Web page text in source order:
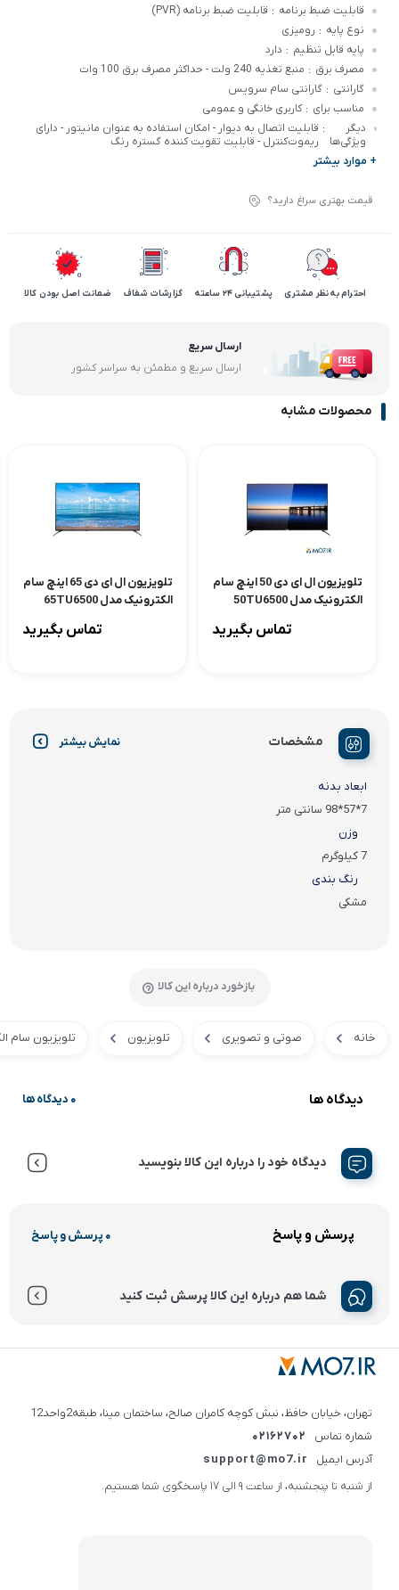
قابلیت ضبط برنامه : قابلیت ضبط برنامه (PVR)
نوع پایه : رومیزی
پایه قابل تنظیم : دارد
مصرف برق : منبع تغذیه 240 ولت - حداکثر مصرف برق 100 وات
گارانتی : گارانتی سام سرویس
مناسب برای : کاربری خانگی و عمومی
دیگر
ویژگی‌ها
: قابلیت اتصال به دیوار - امکان استفاده به عنوان مانیتور - دارای
ریموت‌کنترل - قابلیت تقویت کننده گستره رنگ
+ موارد بیشتر
قیمت بهتری سراغ دارید؟
احترام به نظر مشتری پشتیبانی 24 ساعته گزارشات شفاف ضمانت اصل بودن کالا
ارسال سریع
ارسال سریع و مطمئن به سراسر کشور
محصولات مشابه
تلویزیون ال ای دی 50 اینچ سام
الکترونیک مدل 50TU6500
تماس بگیرید
تلویزیون ال ای دی 65 اینچ سام
الکترونیک مدل 65TU6500
تماس بگیرید
مشخصات نمایش بیشتر
ابعاد بدنه
7*57*98 سانتی متر
وزن
7 کیلوگرم
رنگ بندی
مشکی
بازخورد درباره این کالا
خانه صوتی و تصویری تلویزیون تلویزیون سام
دیدگاه ها 0 دیدگاه ها
دیدگاه خود را درباره این کالا بنویسید
پرسش و پاسخ 0 پرسش و پاسخ
شما هم درباره این کالا پرسش ثبت کنید
تهران، خیابان حافظ، نبش کوچه کامران صالح، ساختمان مینا، طبقه2واحد12
شماره تماس
02162702
آدرس ایمیل
support@mo7.ir
از شنبه تا پنجشنبه، از ساعت 9 الی 17 پاسخگوی شما هستیم.